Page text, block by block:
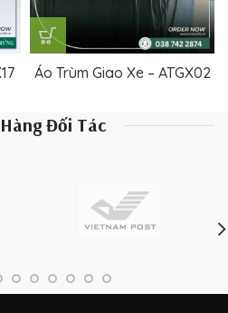
Áo Trùm Giao Xe – ATGX02
Đối Tác